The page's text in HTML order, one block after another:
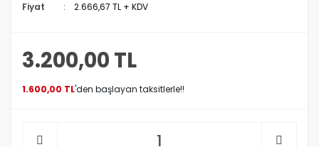
Fiyat 2.666,67 TL + KDV
3.200,00 TL
1.600,00 TL'den başlayan taksitlerle!!